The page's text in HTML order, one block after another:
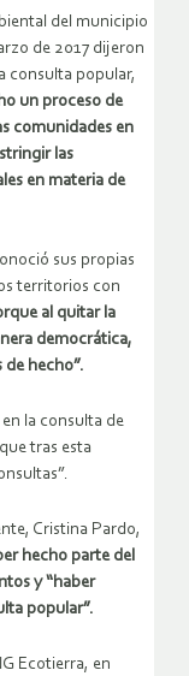
del municipio
de 2017 dijeron
consulta popular,
un proceso de
comunidades en
las
en materia de
sus propias
territorios con
al quitar la
democrática,
de hecho”.
la consulta de
tras esta
Cristina Pardo,
hecho parte del
y “haber
popular”.
Ecotierra, en